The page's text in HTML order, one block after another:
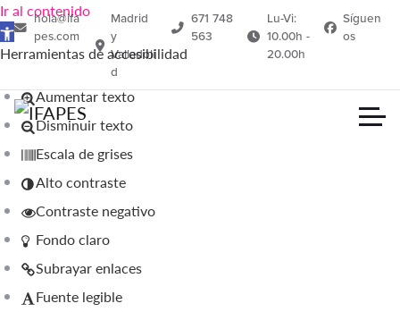
Ir al contenido
Abrir barra de herramientas
Herramientas de accesibilidad
Aumentar texto
Disminuir texto
Escala de grises
Alto contraste
Contraste negativo
Fondo claro
Subrayar enlaces
Fuente legible
hola@ifa
pes.com
Madrid
y
Valladoli
d
671 748
563
Lu-Vi:
10.00h -
20.00h
Síguen
os